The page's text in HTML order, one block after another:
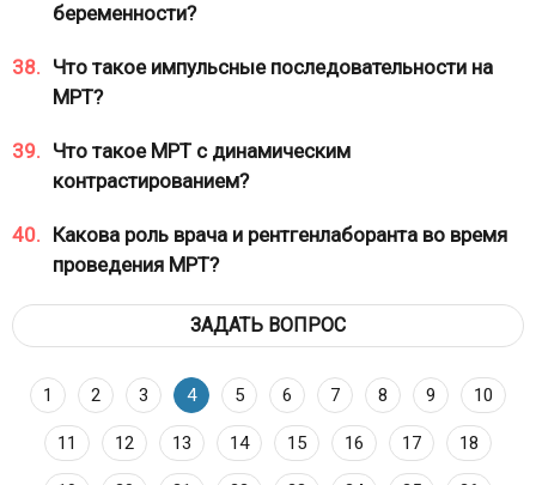
беременности?
38. Что такое импульсные последовательности на
МРТ?
39. Что такое МРТ с динамическим
контрастированием?
40. Какова роль врача и рентгенлаборанта во время
проведения МРТ?
ЗАДАТЬ ВОПРОС
1 2 3 4 5 6 7 8 9 10
11 12 13 14 15 16 17 18